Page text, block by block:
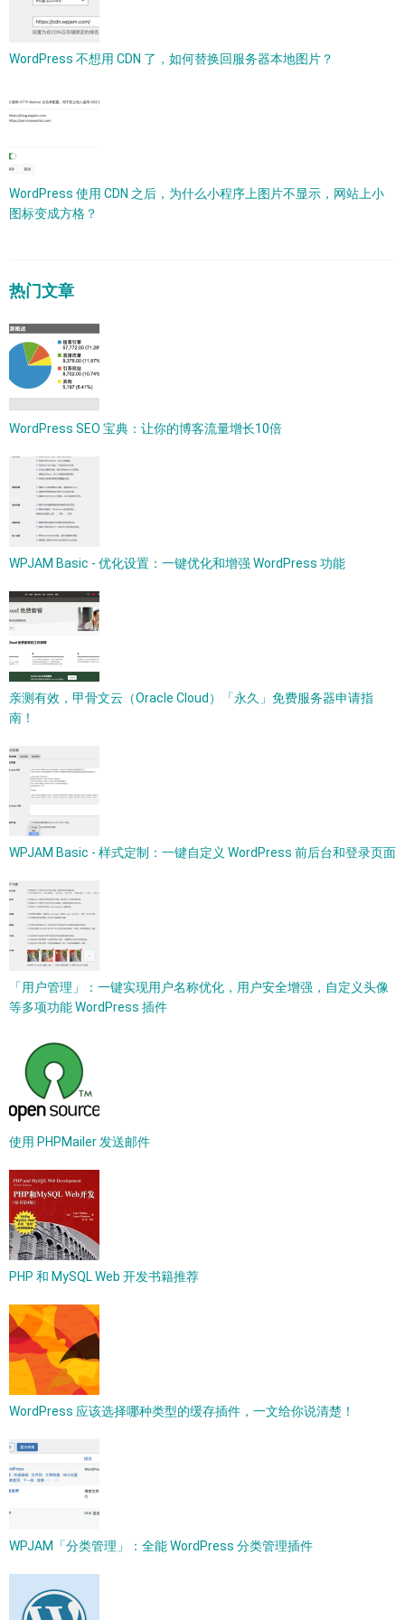
WordPress 不想用 CDN 了，如何替换回服务器本地图片？
WordPress 使用 CDN 之后，为什么小程序上图片不显示，网站上小
图标变成方格？
热门文章
WordPress SEO 宝典：让你的博客流量增长10倍
WPJAM Basic - 优化设置：一键优化和增强 WordPress 功能
亲测有效，甲骨文云（Oracle Cloud）「永久」免费服务器申请指
南！
WPJAM Basic - 样式定制：一键自定义 WordPress 前后台和登录页面
「用户管理」：一键实现用户名称优化，用户安全增强，自定义头像
等多项功能 WordPress 插件
使用 PHPMailer 发送邮件
PHP 和 MySQL Web 开发书籍推荐
WordPress 应该选择哪种类型的缓存插件，一文给你说清楚！
WPJAM「分类管理」：全能 WordPress 分类管理插件